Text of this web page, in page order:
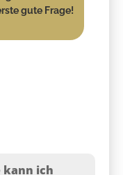
gute Frage!
kann ich